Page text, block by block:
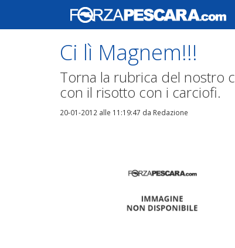
Ci lì Magnem!!!
Torna la rubrica del nostro
con il risotto con i carciofi.
20-01-2012 alle 11:19:47 da Redazione